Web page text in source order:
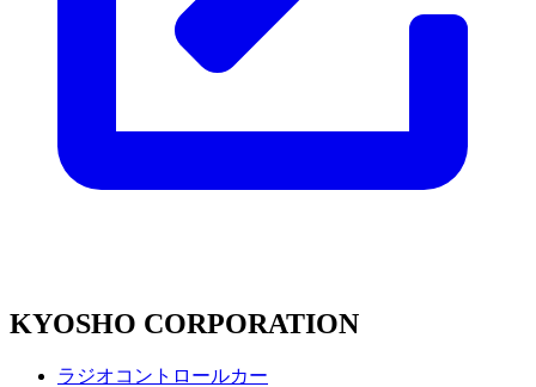
KYOSHO CORPORATION
ラジオコントロールカー